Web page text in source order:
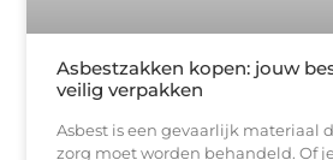
Asbestzakken kopen: jouw
veilig verpakken
Asbest is een gevaarlijk materiaal
zorg moet worden behandeld. Of